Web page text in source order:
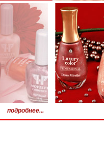
подробнее...